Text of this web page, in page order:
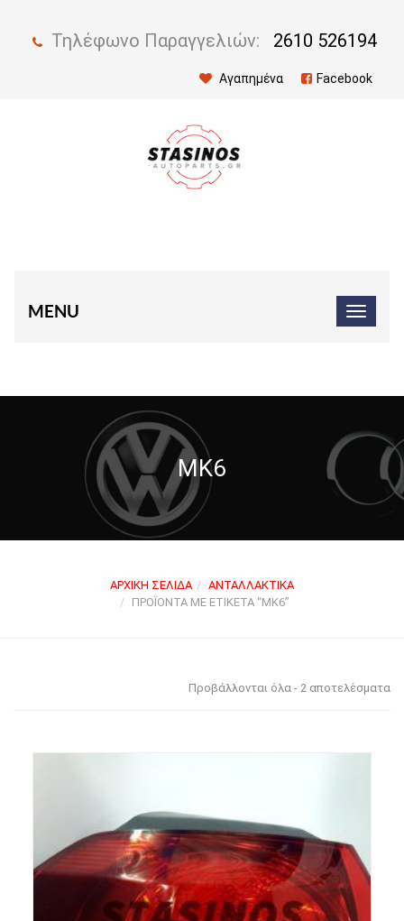
Τηλέφωνο Παραγγελιών: 2610 526194
Αγαπημένα Facebook
MENU
MK6
ΑΡΧΙΚΉ ΣΕΛΊΔΑ
ΑΝΤΑΛΛΑΚΤΙΚΆ
ΠΡΟΪΌΝΤΑ ΜΕ ΕΤΙΚΈΤΑ “MK6”
Προβάλλονται όλα - 2 αποτελέσματα